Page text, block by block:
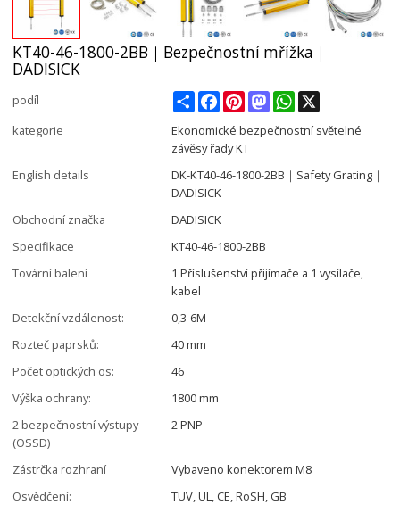
KT40-46-1800-2BB｜Bezpečnostní mřížka｜
DADISICK
podíl ShareFacebookPinterestMastodonWhatsApp
kategorie
Ekonomické bezpečnostní světelné
závěsy řady KT
English details
DK-KT40-46-1800-2BB｜Safety Grating｜
DADISICK
Obchodní značka
DADISICK
Specifikace
KT40-46-1800-2BB
Tovární balení
1 Příslušenství přijímače a 1 vysílače,
kabel
Detekční vzdálenost:
0,3-6M
Rozteč paprsků:
40 mm
Počet optických os:
46
Výška ochrany:
1800 mm
2 bezpečnostní výstupy
(OSSD)
2 PNP
Zástrčka rozhraní
Vybaveno konektorem M8
Osvědčení:
TUV, UL, CE, RoSH, GB